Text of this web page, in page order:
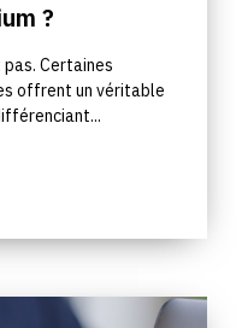
?
Certaines
offrent un véritable